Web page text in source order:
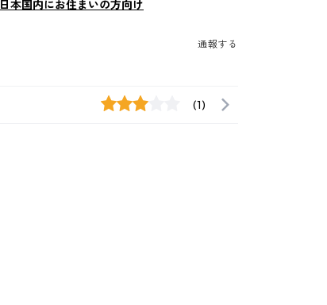
日本国内にお住まいの方向け
通報する
(1)